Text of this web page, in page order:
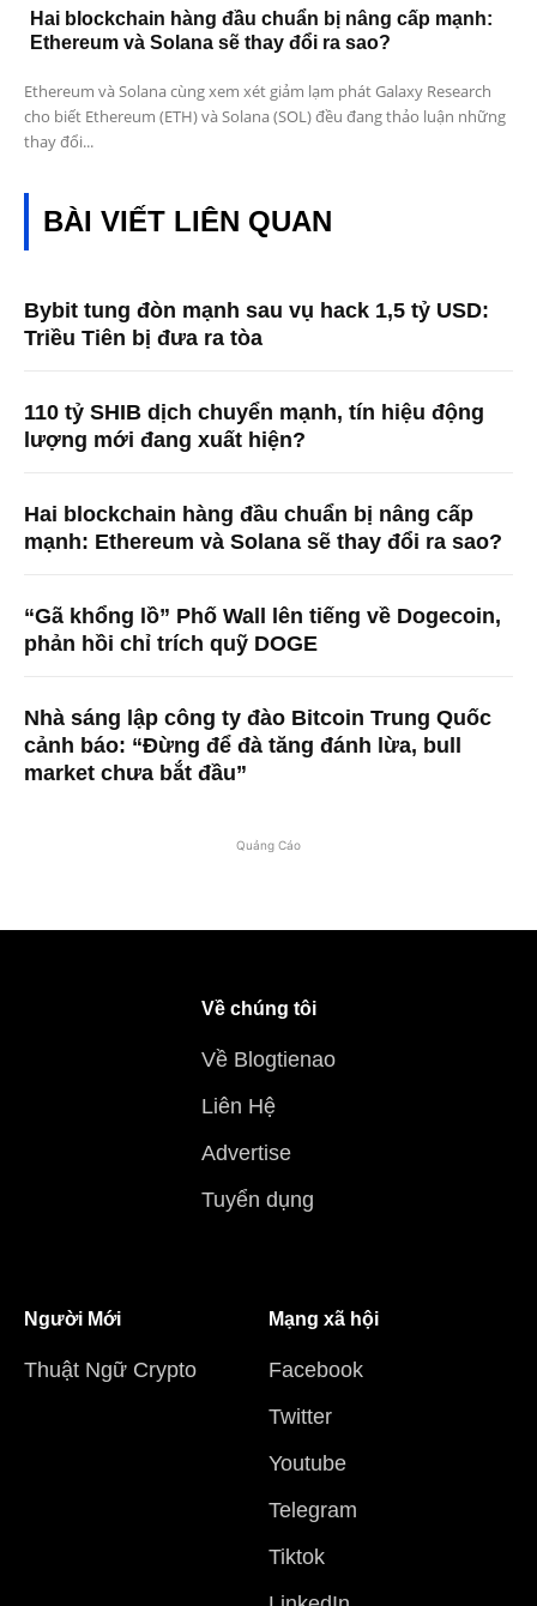
Hai blockchain hàng đầu chuẩn bị nâng cấp mạnh:
Ethereum và Solana sẽ thay đổi ra sao?
Ethereum và Solana cùng xem xét giảm lạm phát Galaxy Research
cho biết Ethereum (ETH) và Solana (SOL) đều đang thảo luận những
thay đổi...
BÀI VIẾT LIÊN QUAN
Bybit tung đòn mạnh sau vụ hack 1,5 tỷ USD:
Triều Tiên bị đưa ra tòa
110 tỷ SHIB dịch chuyển mạnh, tín hiệu động
lượng mới đang xuất hiện?
Hai blockchain hàng đầu chuẩn bị nâng cấp
mạnh: Ethereum và Solana sẽ thay đổi ra sao?
“Gã khổng lồ” Phố Wall lên tiếng về Dogecoin,
phản hồi chỉ trích quỹ DOGE
Nhà sáng lập công ty đào Bitcoin Trung Quốc
cảnh báo: “Đừng để đà tăng đánh lừa, bull
market chưa bắt đầu”
Quảng Cáo
Về chúng tôi
Về Blogtienao
Liên Hệ
Advertise
Tuyển dụng
Người Mới
Thuật Ngữ Crypto
Mạng xã hội
Facebook
Twitter
Youtube
Telegram
Tiktok